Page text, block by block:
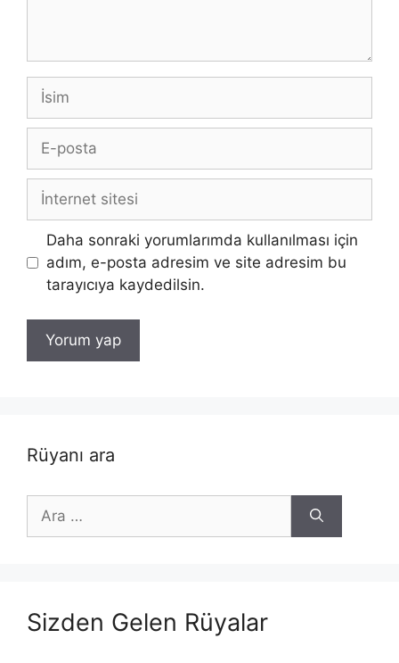
İsim
posta
İnternet
Daha sonraki yorumlarımda kullanılması için
adım, e-posta adresim ve site adresim bu
tarayıcıya kaydedilsin.
Rüyanı ara
ara
Sizden Gelen Rüyalar